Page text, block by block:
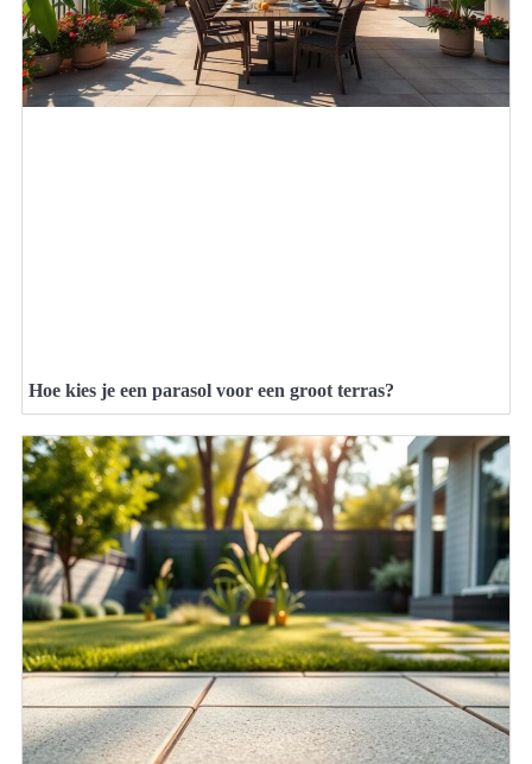
Hoe kies je een parasol voor een groot terras?